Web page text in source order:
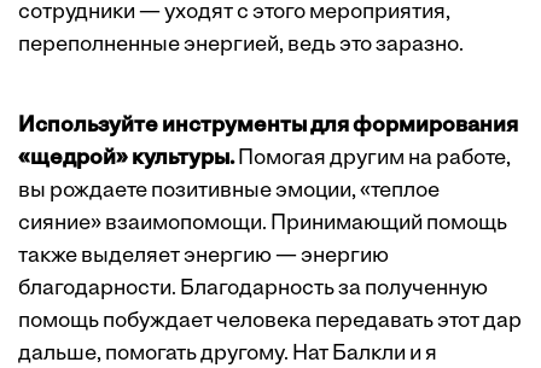
сотрудники — уходят с этого мероприятия,
переполненные энергией, ведь это заразно.
Используйте инструменты для формирования
«щедрой» культуры.Помогая другим на работе,
вы рождаете позитивные эмоции, «теплое
сияние» взаимопомощи. Принимающий помощь
также выделяет энергию — энергию
благодарности. Благодарность за полученную
помощь побуждает человека передавать этот дар
дальше, помогать другому. Нат Балкли и я